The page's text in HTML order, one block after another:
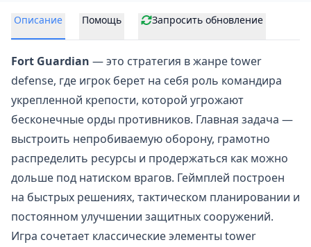
Описание Помощь Запросить обновление
Fort Guardian — это стратегия в жанре tower
defense, где игрок берет на себя роль командира
укрепленной крепости, которой угрожают
бесконечные орды противников. Главная задача —
выстроить непробиваемую оборону, грамотно
распределить ресурсы и продержаться как можно
дольше под натиском врагов. Геймплей построен
на быстрых решениях, тактическом планировании и
постоянном улучшении защитных сооружений.
Игра сочетает классические элементы tower